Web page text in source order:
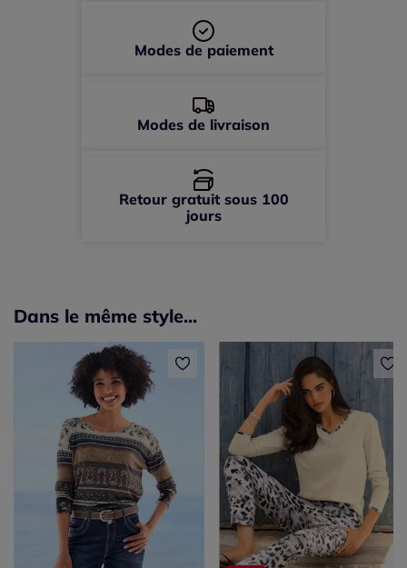
Modes de paiement
Modes de livraison
Retour gratuit sous 100
jours
Dans le même style...